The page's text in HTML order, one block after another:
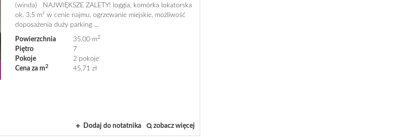
(winda) NAJWIĘKSZE ZALETY! loggia, komórka lokatorska
ok. 3,5 m² w cenie najmu, ogrzewanie miejskie, możliwość
doposażenia duży parking ...
Powierzchnia 35,00 m2
Piętro
7
Pokoje
2 pokoje
Cena za m2 45,71 zł
Dodaj do notatnika zobacz więcej